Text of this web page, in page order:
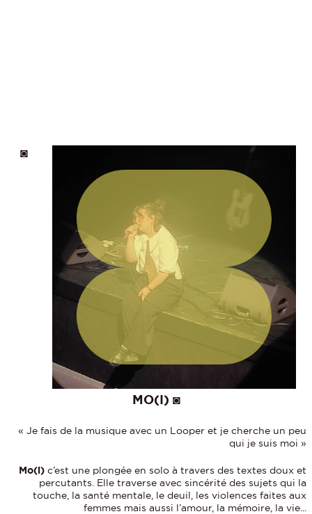
◙
MO(I) ◙
« Je fais de la musique avec un Looper et je cherche un peu
qui je suis moi »
Mo(i)c’est une plongée en solo à travers des textes doux et
percutants. Elle traverse avec sincérité des sujets qui la
touche, la santé mentale, le deuil, les violences faites aux
femmes mais aussi l’amour, la mémoire, la vie...